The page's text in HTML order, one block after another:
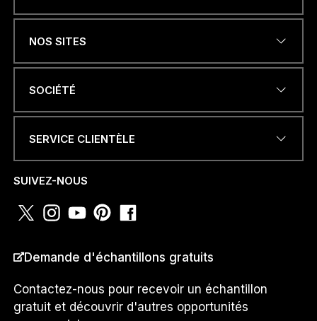
I
s
u
i
M
s
s
g
e
ADRESSE ÉLECTRONIQUE
NUMÉRO DE TÉLÉPHONE OU
NOS SITES
SOCIÉTÉ
SERVICE CLIENTÈLE
SUIVEZ-NOUS
Demande d'échantillons gratuits
Contactez-nous pour recevoir un échantillon
gratuit et découvrir d'autres opportunités